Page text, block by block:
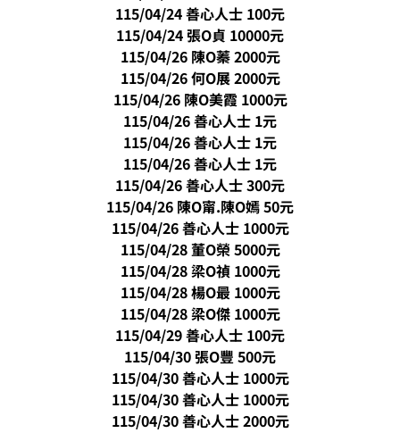
115/04/24 善心人士 100元
115/04/24 張O貞 10000元
115/04/26 陳O蓁 2000元
115/04/26 何O展 2000元
115/04/26 陳O美霞 1000元
115/04/26 善心人士 1元
115/04/26 善心人士 1元
115/04/26 善心人士 1元
115/04/26 善心人士 300元
115/04/26 陳O甯.陳O嫣 50元
115/04/26 善心人士 1000元
115/04/28 董O榮 5000元
115/04/28 梁O禎 1000元
115/04/28 楊O最 1000元
115/04/28 梁O傑 1000元
115/04/29 善心人士 100元
115/04/30 張O豐 500元
115/04/30 善心人士 1000元
115/04/30 善心人士 1000元
115/04/30 善心人士 2000元